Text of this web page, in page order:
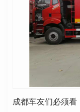
成都车友们必须